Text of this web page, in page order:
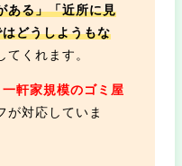
ある」「近所に見
どうしようもな
くれます。
軒家規模のゴミ屋
が対応していま